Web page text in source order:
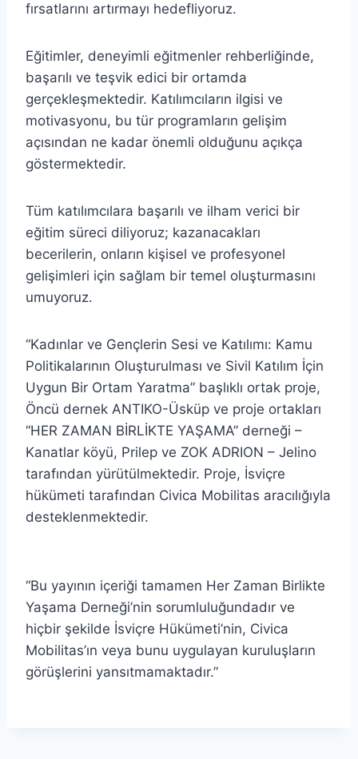
fırsatlarını artırmayı hedefliyoruz.
Eğitimler, deneyimli eğitmenler rehberliğinde,
başarılı ve teşvik edici bir ortamda
gerçekleşmektedir. Katılımcıların ilgisi ve
motivasyonu, bu tür programların gelişim
açısından ne kadar önemli olduğunu açıkça
göstermektedir.
Tüm katılımcılara başarılı ve ilham verici bir
eğitim süreci diliyoruz; kazanacakları
becerilerin, onların kişisel ve profesyonel
gelişimleri için sağlam bir temel oluşturmasını
umuyoruz.
“Kadınlar ve Gençlerin Sesi ve Katılımı: Kamu
Politikalarının Oluşturulması ve Sivil Katılım İçin
Uygun Bir Ortam Yaratma” başlıklı ortak proje,
Öncü dernek ANTIKO-Üsküp ve proje ortakları
“HER ZAMAN BİRLİKTE YAŞAMA” derneği –
Kanatlar köyü, Prilep ve ZOK ADRION – Jelino
tarafından yürütülmektedir. Proje, İsviçre
hükümeti tarafından Civica Mobilitas aracılığıyla
desteklenmektedir.
“Bu yayının içeriği tamamen Her Zaman Birlikte
Yaşama Derneği’nin sorumluluğundadır ve
hiçbir şekilde İsviçre Hükümeti’nin, Civica
Mobilitas’ın veya bunu uygulayan kuruluşların
görüşlerini yansıtmamaktadır.”